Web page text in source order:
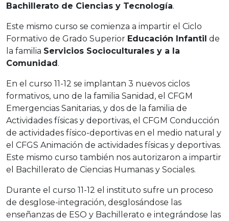
Bachillerato de Ciencias y Tecnología.
Este mismo curso se comienza a impartir el Ciclo
Formativo de Grado Superior Educación Infantil de
la familia Servicios Socioculturales y a la
Comunidad.
En el curso 11-12 se implantan 3 nuevos ciclos
formativos, uno de la familia Sanidad, el CFGM
Emergencias Sanitarias, y dos de la familia de
Actividades físicas y deportivas, el CFGM Conducción
de actividades físico-deportivas en el medio natural y
el CFGS Animación de actividades físicas y deportivas.
Este mismo curso también nos autorizaron a impartir
el Bachillerato de Ciencias Humanas y Sociales.
Durante el curso 11-12 el instituto sufre un proceso
de desglose-integración, desglosándose las
enseñanzas de ESO y Bachillerato e integrándose las